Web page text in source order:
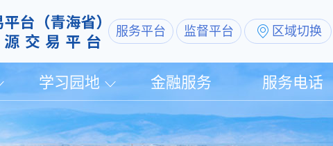
服务平台 监督平台 区域切换
学习园地 金融服务 服务电话